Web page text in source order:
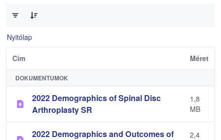
Nyitólap
Cím Méret
DOKUMENTUMOK
2022 Demographics of Spinal Disc
Arthroplasty SR
1,8
MB
2022 Demographics and Outcomes of
2,4